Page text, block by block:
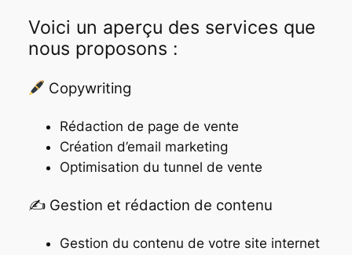
Voici un aperçu des services que
nous proposons :
Copywriting
Rédaction de page de vente
Création d’email marketing
Optimisation du tunnel de vente
✍️ Gestion et rédaction de contenu
Gestion du contenu de votre site internet